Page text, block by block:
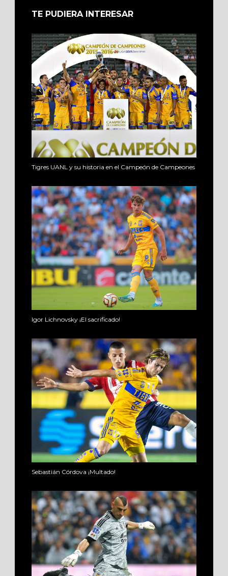
TE PUDIERA INTERESAR
Tigres UANL y su historia en el Campeón de Campeones
Igor Lichnovsky ¡El sacrificado!
Sebastián Córdova ¡Multado!